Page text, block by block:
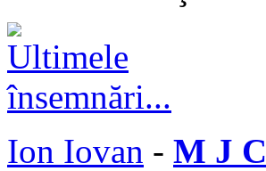
Ion Iovan - M J C